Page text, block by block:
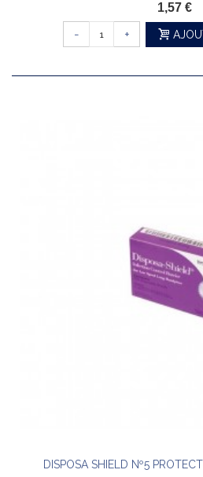
1,57 €
- +
DISPOSA SHIELD Nº5